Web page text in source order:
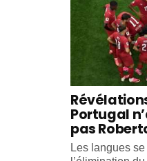
Portugal
pas
Les langues